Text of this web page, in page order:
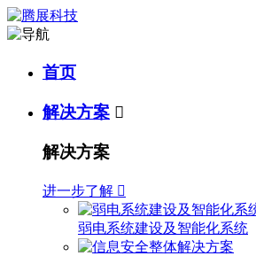
首页
解决方案 
解决方案
进一步了解 
弱电系统建设及智能化系统